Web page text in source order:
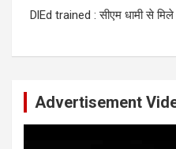
DlEd trained : सीएम धामी से मिले
Advertisement